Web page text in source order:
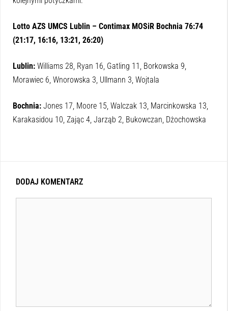
Lotto AZS UMCS Lublin – Contimax MOSiR Bochnia 76:74
(21:17, 16:16, 13:21, 26:20)
Lublin: Williams 28, Ryan 16, Gatling 11, Borkowska 9,
Morawiec 6, Wnorowska 3, Ullmann 3, Wojtala
Bochnia: Jones 17, Moore 15, Walczak 13, Marcinkowska 13,
Karakasidou 10, Zając 4, Jarząb 2, Bukowczan, Dżochowska
DODAJ KOMENTARZ